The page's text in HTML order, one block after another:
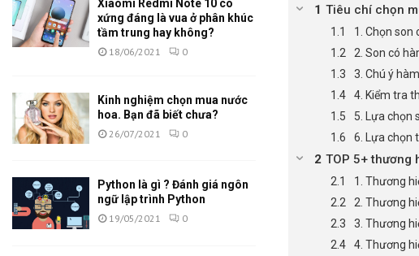
Tiêu chí chọn
1. Chọn son
2. Son có
3. Chú ý
4. Kiểm tra
5. Lựa chọn
6. Lựa chọn
TOP 5+ thương
1. Thương
2. Thương
3. Thương
4. Thương
Xiaomi Redmi Note 10 có
xứng đáng là vua ở phân khúc
tầm trung hay không?
18/06/2021 0
Kinh nghiệm chọn mua nước
hoa. Bạn đã biết chưa?
26/07/2021 0
Python là gì ? Đánh giá ngôn
ngữ lập trình Python
19/05/2021 0